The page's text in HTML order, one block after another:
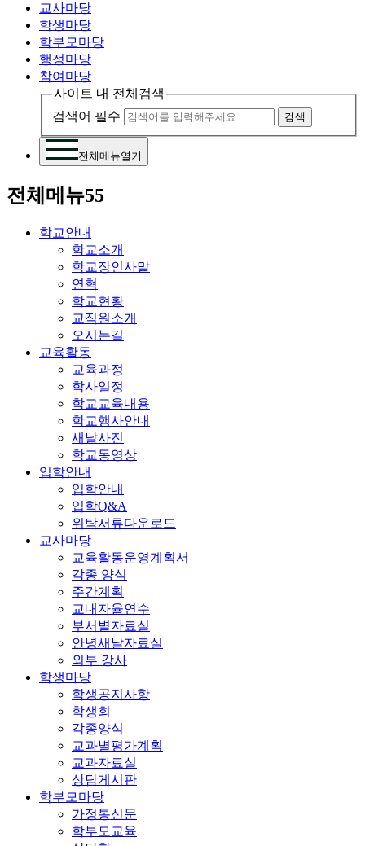
교사마당
학생마당
학부모마당
행정마당
참여마당
사이트 내 전체검색
검색어 필수
검색
전체메뉴열기
전체메뉴55
학교안내
학교소개
학교장인사말
연혁
학교현황
교직원소개
오시는길
교육활동
교육과정
학사일정
학교교육내용
학교행사안내
새날사진
학교동영상
입학안내
입학안내
입학Q&A
위탁서류다운로드
교사마당
교육활동운영계획서
각종 양식
주간계획
교내자율연수
부서별자료실
안녕새날자료실
외부 강사
학생마당
학생공지사항
학생회
각종양식
교과별평가계획
교과자료실
상담게시판
학부모마당
가정통신문
학부모교육